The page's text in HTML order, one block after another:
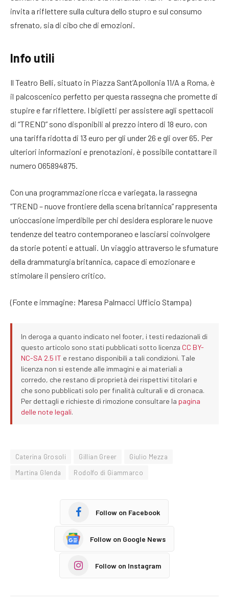
invita a riflettere sulla cultura dello stupro e sul consumo
sfrenato, sia di cibo che di emozioni.
Info utili
Il Teatro Belli, situato in Piazza Sant’Apollonia 11/A a Roma, è
il palcoscenico perfetto per questa rassegna che promette di
stupire e far riflettere. I biglietti per assistere agli spettacoli
di “TREND” sono disponibili al prezzo intero di 18 euro, con
una tariffa ridotta di 13 euro per gli under 26 e gli over 65. Per
ulteriori informazioni e prenotazioni, è possibile contattare il
numero 065894875.
Con una programmazione ricca e variegata, la rassegna
“TREND – nuove frontiere della scena britannica” rappresenta
un’occasione imperdibile per chi desidera esplorare le nuove
tendenze del teatro contemporaneo e lasciarsi coinvolgere
da storie potenti e attuali. Un viaggio attraverso le sfumature
della drammaturgia britannica, capace di emozionare e
stimolare il pensiero critico.
(Fonte e immagine: Maresa Palmacci Ufficio Stampa)
In deroga a quanto indicato nel footer, i testi redazionali di
questo articolo sono stati pubblicati sotto licenza CC BY-
NC-SA 2.5 IT e restano disponibili a tali condizioni. Tale
licenza non si estende alle immagini e ai materiali a
corredo, che restano di proprietà dei rispettivi titolari e
che sono pubblicati solo per finalità culturali e di cronaca.
Per dettagli e richieste di rimozione consultare la pagina
delle note legali.
Caterina Grosoli Gillian Greer
Giulio Mezza
Martina Glenda
Rodolfo di Giammarco
Follow on Facebook
Follow on Google News
Follow on Instagram